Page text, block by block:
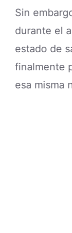
Sin
durante el
estado de
finalmente
esa misma